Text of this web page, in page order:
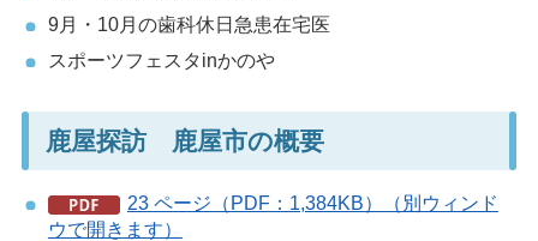
9月・10月の歯科休日急患在宅医
スポーツフェスタinかのや
鹿屋探訪 鹿屋市の概要
23 ページ（PDF：1,384KB）（別ウィンド
ウで開きます）